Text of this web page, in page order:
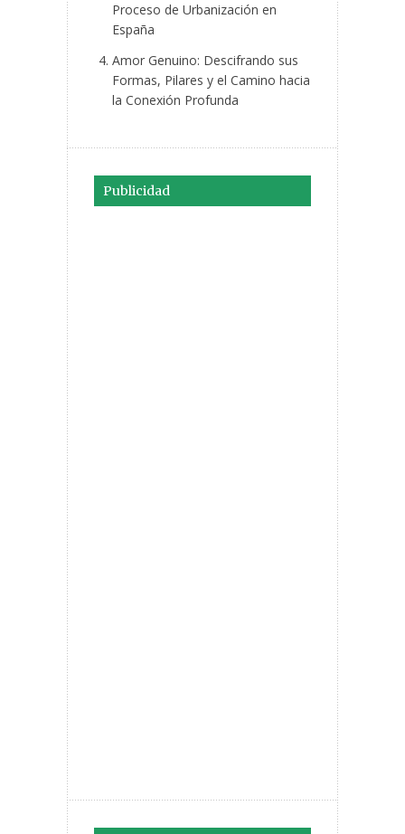
Proceso de Urbanización en
España
Amor Genuino: Descifrando sus
Formas, Pilares y el Camino hacia
la Conexión Profunda
Publicidad